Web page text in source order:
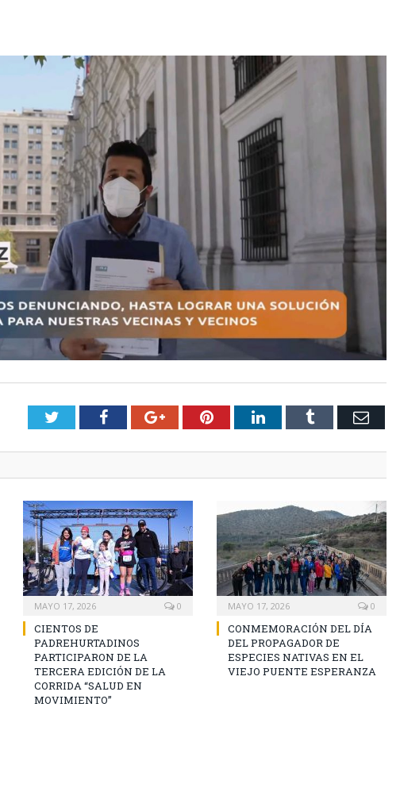
TwitterFacebookGoogle+PinterestLinkedInTumblr Email
MAYO 17, 2026 0
CIENTOS DE
PADREHURTADINOS
PARTICIPARON DE LA
TERCERA EDICIÓN DE LA
CORRIDA “SALUD EN
MOVIMIENTO”
MAYO 17, 2026 0
CONMEMORACIÓN DEL DÍA
DEL PROPAGADOR DE
ESPECIES NATIVAS EN EL
VIEJO PUENTE ESPERANZA